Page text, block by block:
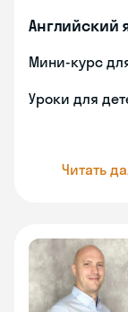
Английский
Мини-курс
Уроки для
Читать